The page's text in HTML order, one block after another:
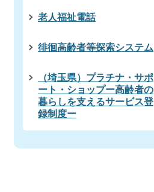
老人福祉電話
徘徊高齢者等探索システム
（埼玉県）プラチナ・サポ
ート・ショップー高齢者の
暮らしを支えるサービス登
録制度ー